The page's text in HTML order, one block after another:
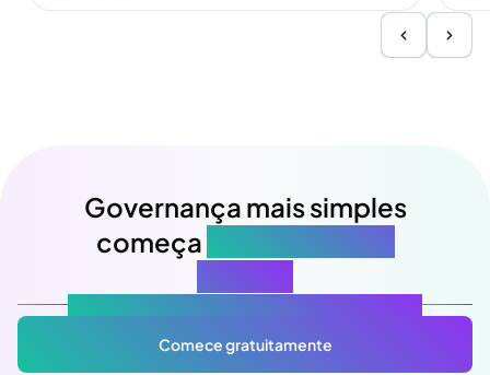
Governança mais simples
começa
Comece gratuitamente